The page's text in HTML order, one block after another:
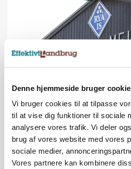
Denne hjemmeside bruger
Vi bruger cookies til at tilpasse
til at vise dig funktioner til sociale
analysere vores trafik. Vi deler
brug af vores website med vores
sociale medier,
Vores partnere kan kombinere
KULTUR
Tæller Aabybro Mejeri og Axel
fødevareproducenter
MASKINER